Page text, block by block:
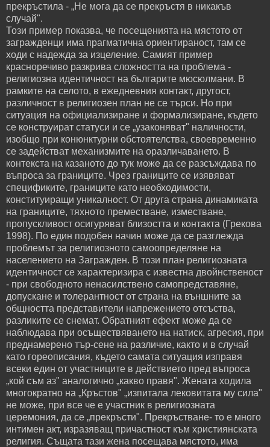
прекръстила - „Не мога да се прекръстя в никакъв
случай".
Този пример показва, че посещенията на мястото от
загражденци има прагматична ориентираност, там се
ходи с надежда за изцеление. Самият пример
красноречиво разкрива сложността на проблема -
религиозна идентичност на българите мюсюлмани. В
рамките на селото, в ежедневния контакт, другост,
различност в религиозен план не се търси. Но при
ситуация на официализиране и формализиране, където
се конструират статуси и се „узаконяват" наличности,
изобщо при конюнктурни обстоятелства, своевременно
се задействат механизмите на оразличаването. В
контекста на казаното до тук може да се разсъждава по
въпроса за границите. Чрез границите се изявяват
спецификите, границите като необходимости,
конституиращи уникалност. От друга страна динамиката
на границите, тяхното преместване, изместване,
пропускливост осигуряват близостта и контакта (Грекова
1998). По един подобен начин може да се разглежда
проблемът за религиозното самоопределяне на
населението на Загражден. В този план религиозната
идентичност се характеризира с известна двойнственост
- при свободното ненасилствено самопредставяне,
допускане и толерантност от страна на външните за
общността представители напрежението отсъства,
разликите се снемат. Обратният ефект може да се
наблюдава при осъществяването на натиск, агресия, при
преднамерено тър-сене на различие, както и в случай
като гореописания, където самата ситуация изправя
всеки един от участниците в действието пред въпроса
„кой съм аз" аналогично „какво правя". Жената ходила
многократно на „Кръстов" „изпитала лековитата му сила"
не може, при все че е участник в религиозната
церемония, да се „прекръсти". Прекръстване- то е много
интимен акт, изразяващ причастност към християнската
религия. Същата тази жена посещава мястото, има